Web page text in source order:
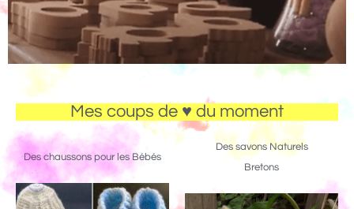
Mes coups de ♥ du moment
Des chaussons pour les Bébés
Des savons Naturels
Bretons